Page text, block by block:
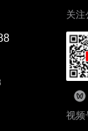
关注
视频